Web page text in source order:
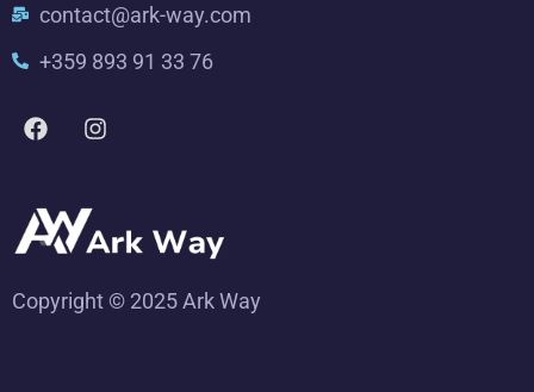
contact@ark-way.com
+359 893 91 33 76
Copyright © 2025 Ark Way